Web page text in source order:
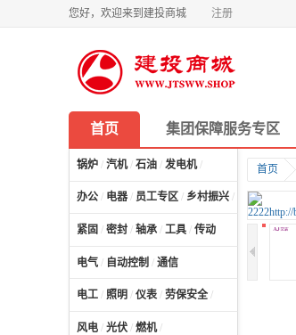
您好，欢迎来到建投商城 注册
首页 集团保障服务专区
锅炉 / 汽机/ 石油 / 发电机/
办公 / 电器 / 员工专区 / 乡村振兴 / 计算机及配件
紧固 / 密封 / 轴承 / 工具 / 传动
电气 / 自动控制 / 通信
电工 / 照明 / 仪表 / 劳保安全 /
风电 / 光伏 / 燃机/
首页